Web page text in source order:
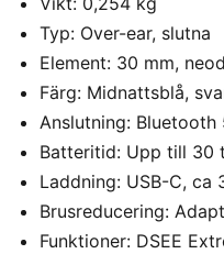
Typ: Over-ear, slutna
Element: 30 mm,
Färg: Midnattsblå,
Anslutning: Bluetooth
Batteritid: Upp till 30
Laddning: USB-C, ca
Brusreducering:
Funktioner: DSEE